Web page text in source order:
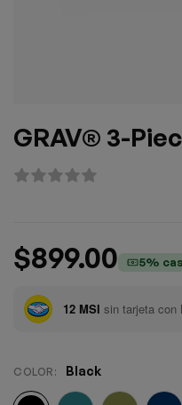
GRAV® 3-
$899.00 5%
COLOR : Black